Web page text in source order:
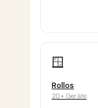
🪟
Rollos
20+ Geräte